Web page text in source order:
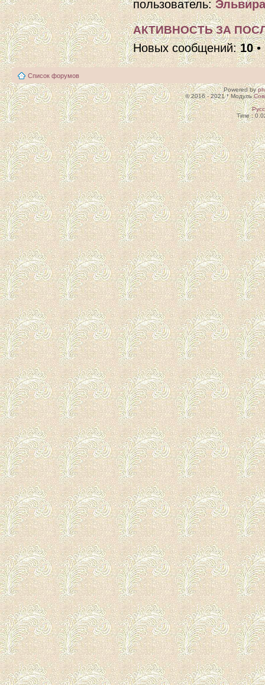
пользователь:
АКТИВНОСТЬ ЗА
Новых сообщений:10•
Список форумов
Powered by
© 2016 - 2021 * Модуль
Time :